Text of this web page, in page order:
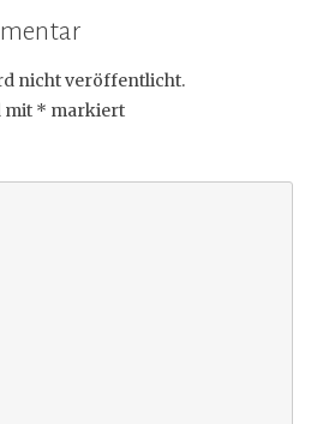
nicht veröffentlicht.
mit * markiert